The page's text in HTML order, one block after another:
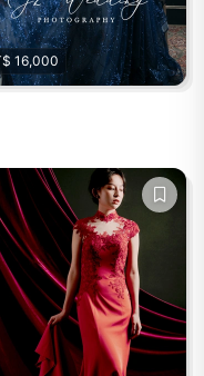
16,000